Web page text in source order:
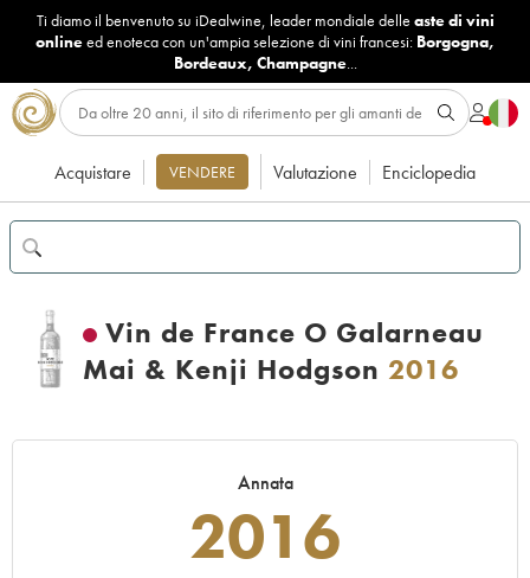
Ti diamo il benvenuto su iDealwine, leader mondiale delle aste di vini
onlineed enoteca con un'ampia selezione di vini francesi: Borgogna,
Bordeaux, Champagne...
Acquistare VENDERE Valutazione Enciclopedia
Vin de France O Galarneau
Mai & Kenji Hodgson 2016
Annata
2016